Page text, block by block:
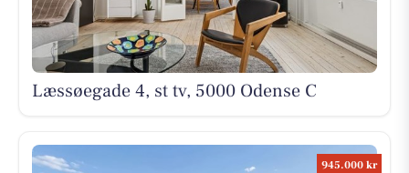
Læssøegade 4, st tv, 5000 Odense C
945.000 kr